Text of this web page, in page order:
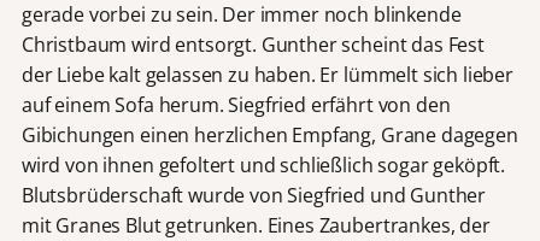
gerade vorbei zu sein. Der immer noch blinkende
Christbaum wird entsorgt. Gunther scheint das Fest
der Liebe kalt gelassen zu haben. Er lümmelt sich lieber
auf einem Sofa herum. Siegfried erfährt von den
Gibichungen einen herzlichen Empfang, Grane dagegen
wird von ihnen gefoltert und schließlich sogar geköpft.
Blutsbrüderschaft wurde von Siegfried und Gunther
mit Granes Blut getrunken. Eines Zaubertrankes, der